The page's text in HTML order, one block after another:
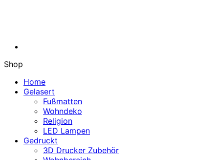
Shop
Home
Gelasert
Fußmatten
Wohndeko
Religion
LED Lampen
Gedruckt
3D Drucker Zubehör